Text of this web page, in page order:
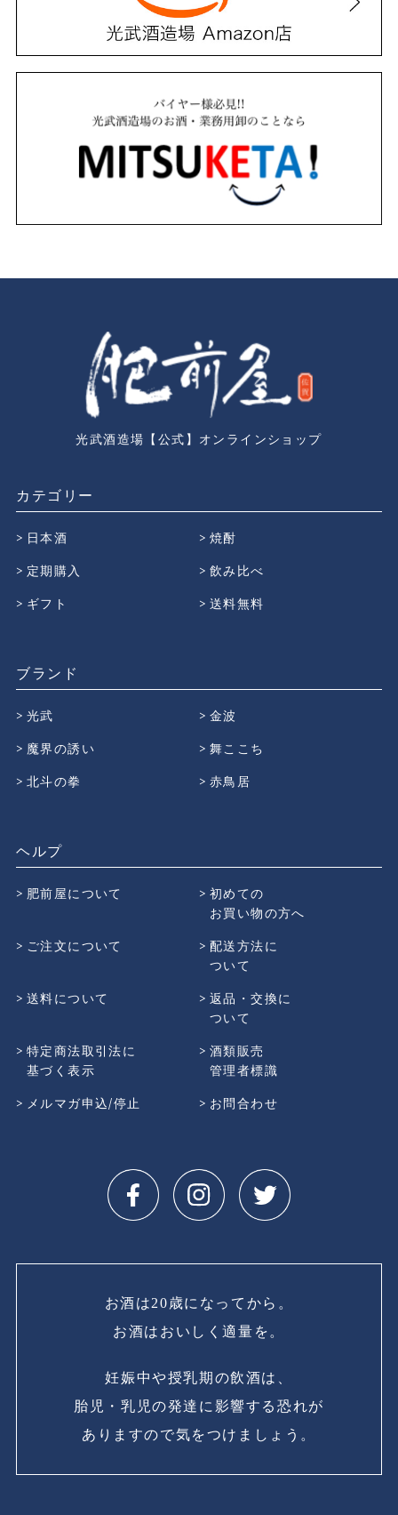
光武酒造場【公式】オンラインショップ
カテゴリー
日本酒
焼酎
定期購入
飲み比べ
ギフト
送料無料
ブランド
光武
金波
魔界の誘い
舞ここち
北斗の拳
赤鳥居
ヘルプ
肥前屋について
初めての
お買い物の方へ
ご注文について
配送方法に
ついて
送料について
返品・交換に
ついて
特定商法取引法に
基づく表示
酒類販売
管理者標識
メルマガ申込/停止
お問合わせ
お酒は20歳になってから。
お酒はおいしく適量を。
妊娠中や授乳期の飲酒は、
胎児・乳児の発達に影響する恐れが
ありますので気をつけましょう。